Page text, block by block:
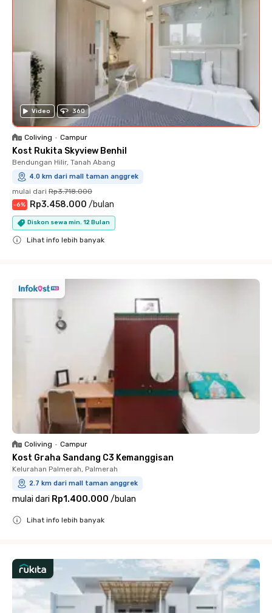
Video 360
Coliving • Campur
Kost Rukita Skyview Benhil
Bendungan Hilir, Tanah Abang
4.0 km dari mall taman anggrek
mulai dari Rp3.718.000
-6% Rp3.458.000 /bulan
Diskon sewa min. 12 Bulan
Lihat info lebih banyak
Coliving • Campur
Kost Graha Sandang C3 Kemanggisan
Kelurahan Palmerah, Palmerah
2.7 km dari mall taman anggrek
mulai dari Rp1.400.000 /bulan
Lihat info lebih banyak